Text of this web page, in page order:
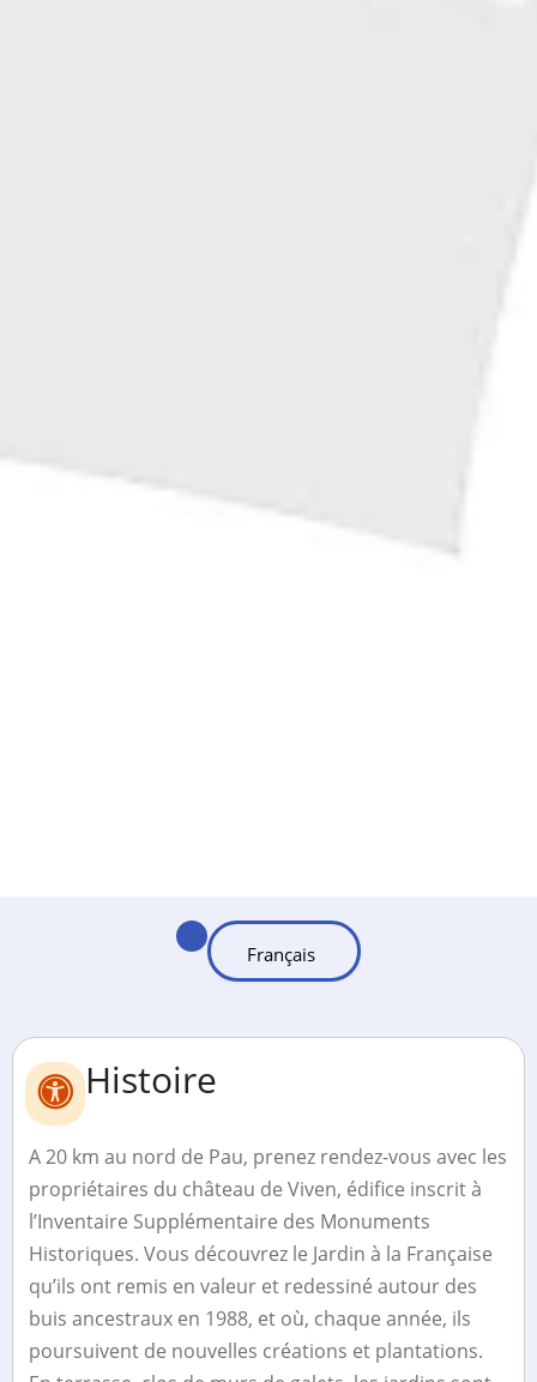
Histoire
A 20 km au nord de Pau, prenez rendez-vous avec les
propriétaires du château de Viven, édifice inscrit à
l’Inventaire Supplémentaire des Monuments
Historiques. Vous découvrez le Jardin à la Française
qu’ils ont remis en valeur et redessiné autour des
buis ancestraux en 1988, et où, chaque année, ils
poursuivent de nouvelles créations et plantations.